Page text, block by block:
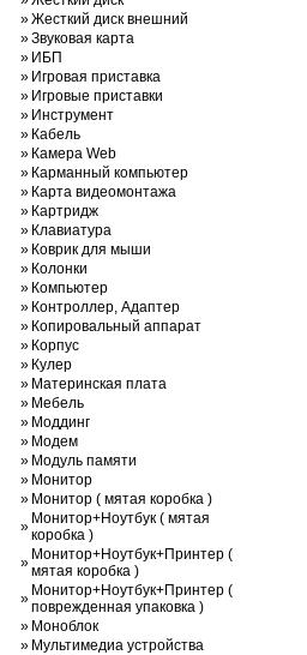
»Жесткий диск внешний
»Звуковая карта
» ИБП
» Игровая приставка
» Игровые приставки
» Инструмент
» Кабель
» Камера Web
» Карманный компьютер
» Карта видеомонтажа
» Картридж
» Клавиатура
» Коврик для мыши
» Колонки
» Компьютер
» Контроллер, Адаптер
» Копировальный аппарат
» Корпус
» Кулер
» Материнская плата
» Мебель
» Моддинг
» Модем
» Модуль памяти
» Монитор
» Монитор ( мятая коробка )
» Монитор+Ноутбук ( мятая
коробка )
» Монитор+Ноутбук+Принтер (
мятая коробка )
» Монитор+Ноутбук+Принтер (
поврежденная упаковка )
» Моноблок
» Мультимедиа устройства